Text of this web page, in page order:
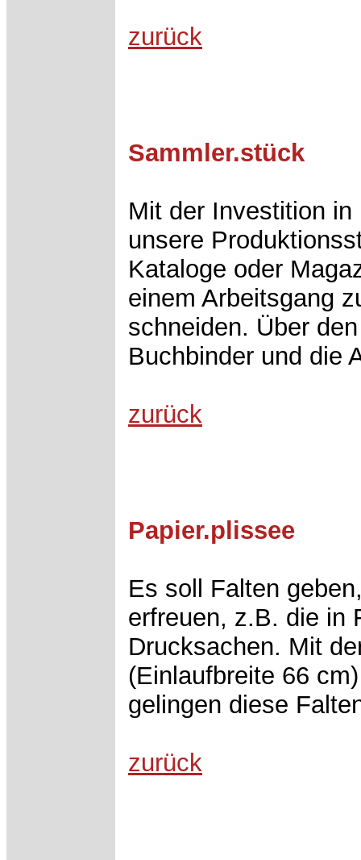
zurück
Sammler.stück
Mit der Investition
unsere
Kataloge oder
einem Arbeitsgang
schneiden. Über
Buchbinder und die
zurück
Papier.plissee
Es soll Falten
erfreuen, z.B. die in
Drucksachen. Mit
(Einlaufbreite 66
gelingen diese
zurück